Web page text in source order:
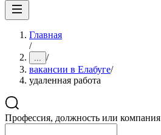
Главная
/
... /
вакансии в Елабуге/
удаленная работа
Профессия, должность или компания